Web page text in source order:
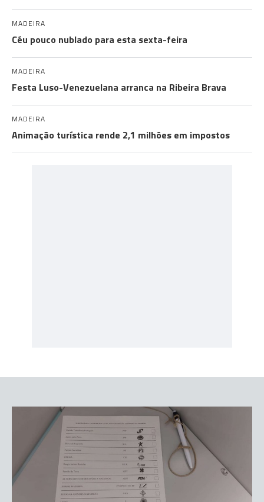
MADEIRA
Céu pouco nublado para esta sexta-feira
MADEIRA
Festa Luso-Venezuelana arranca na Ribeira Brava
MADEIRA
Animação turística rende 2,1 milhões em impostos